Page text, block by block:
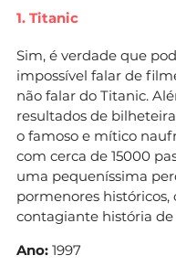
1. Titanic
Sim, é verdade que
impossível falar de
não falar do Titanic.
resultados de
o famoso e mítico
com cerca de 15000
uma pequeníssima
pormenores
contagiante história de
Ano: 1997